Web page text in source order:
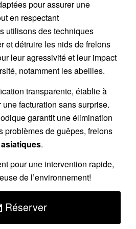
pour assurer une
en respectant
utilisons des techniques
et détruire les nids defrelons
leur agressivité et leur impact
notamment les abeilles.
transparente, établie à
une facturation sans surprise.
garantit une élimination
problèmes de guêpes, frelons
.
pour une intervention rapide,
de l’environnement!
Réserver